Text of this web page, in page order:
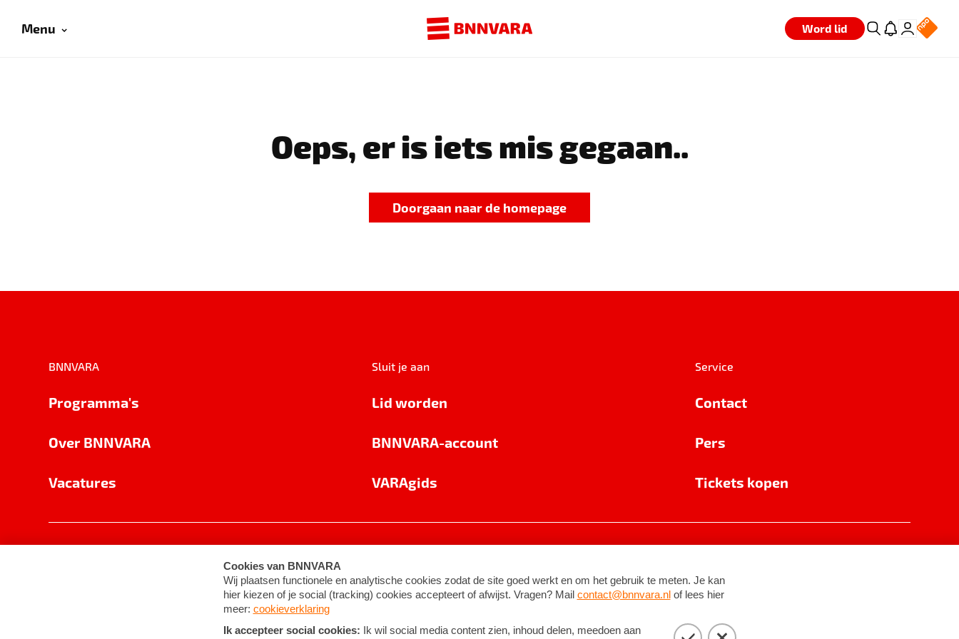
Menu Word lid
Oeps, er is iets mis gegaan..
Doorgaan naar de homepage
BNNVARA
Programma's
Over BNNVARA
Vacatures
Sluit je aan
Lid worden
BNNVARA-account
VARAgids
Service
Contact
Pers
Tickets kopen
Cookie-instellingen Algemene voorwaarden ©2026BNNVARA